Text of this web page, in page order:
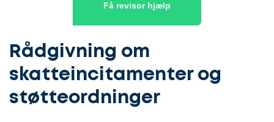
Få revisor hjælp
Rådgivning om
skatteincitamenter og
støtteordninger